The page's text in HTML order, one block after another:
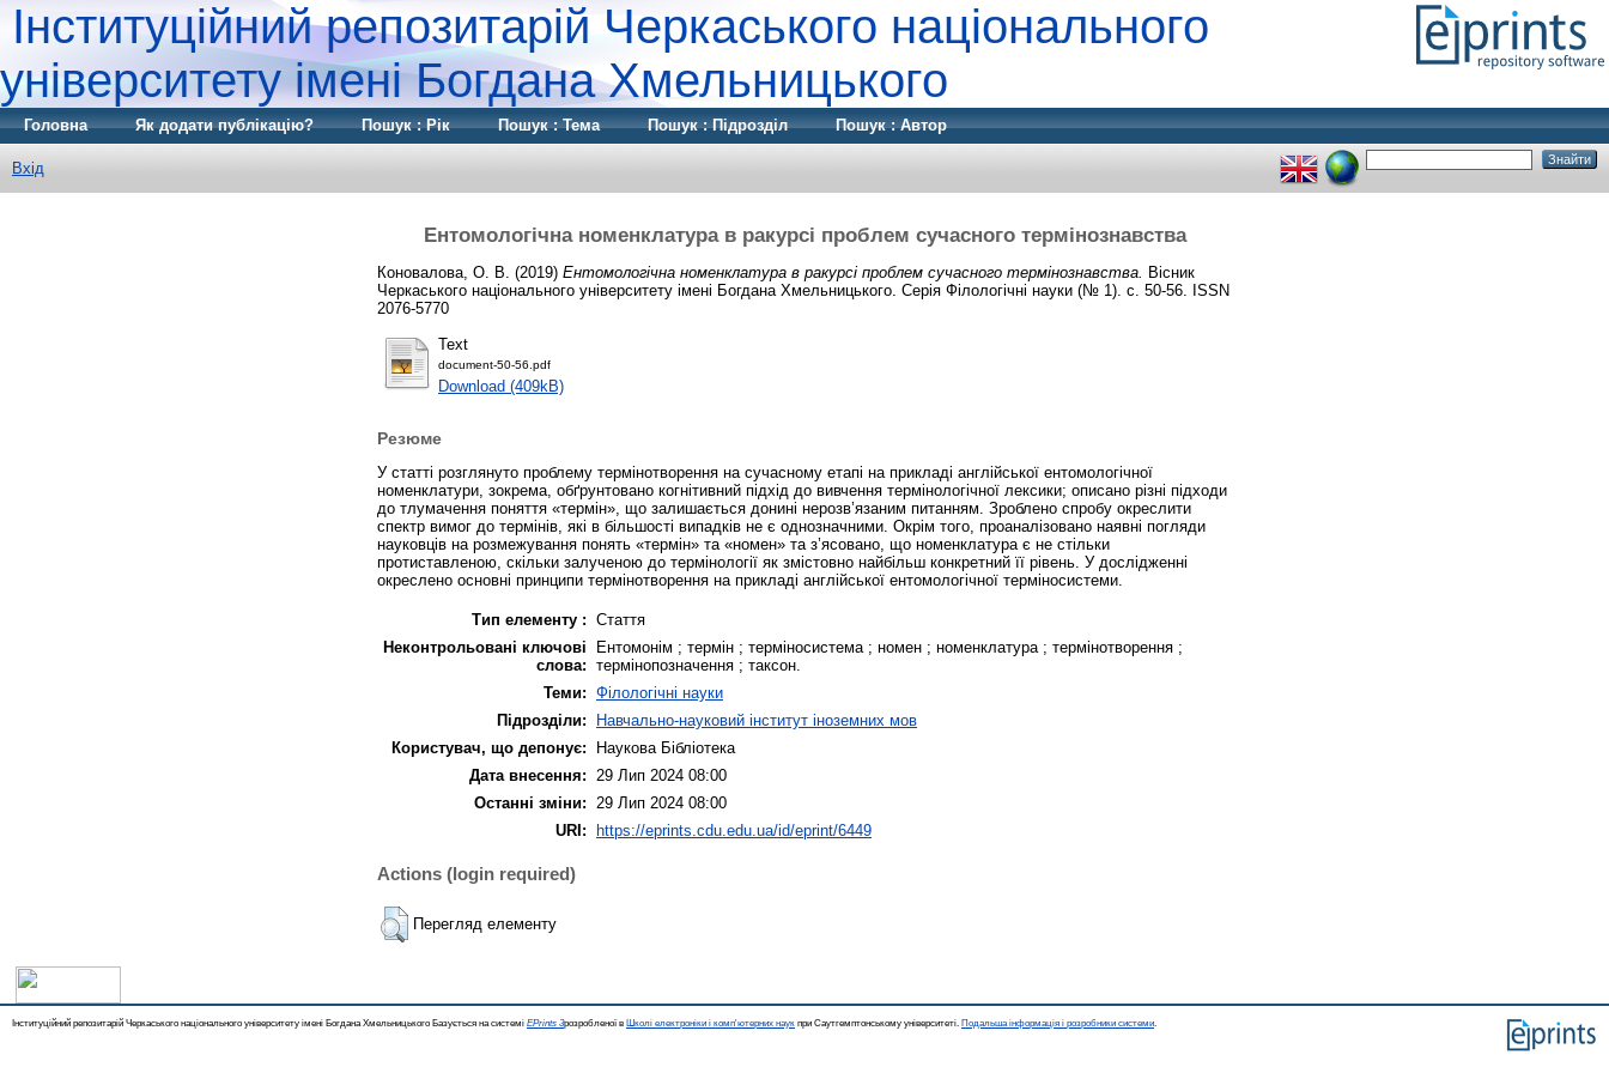
Інституційний репозитарій Черкаського національного
університету імені Богдана Хмельницького
Головна Як додати публікацію? Пошук : Рік Пошук : Тема Пошук : Підрозділ Пошук : Автор
Вхід
Ентомологічна номенклатура в ракурсі проблем сучасного термінознавства
Коновалова, О. В. (2019) Ентомологічна номенклатура в ракурсі проблем сучасного термінознавства. Вісник
Черкаського національного університету імені Богдана Хмельницького. Серія Філологічні науки (№ 1). с. 50-56. ISSN
2076-5770
Text
document-50-56.pdf
Download (409kB)
Резюме
У статті розглянуто проблему термінотворення на сучасному етапі на прикладі англійської ентомологічної
номенклатури, зокрема, обґрунтовано когнітивний підхід до вивчення термінологічної лексики; описано різні підходи
до тлумачення поняття «термін», що залишається донині нерозв’язаним питанням. Зроблено спробу окреслити
спектр вимог до термінів, які в більшості випадків не є однозначними. Окрім того, проаналізовано наявні погляди
науковців на розмежування понять «термін» та «номен» та з’ясовано, що номенклатура є не стільки
протиставленою, скільки залученою до термінології як змістовно найбільш конкретний її рівень. У дослідженні
окреслено основні принципи термінотворення на прикладі англійської ентомологічної терміносистеми.
Тип елементу : Стаття
Неконтрольовані ключові
слова:
Ентомонім ; термін ; терміносистема ; номен ; номенклатура ; термінотворення ;
термінопозначення ; таксон.
Теми: Філологічні науки
Підрозділи:
Навчально-науковий інститут іноземних мов
Користувач, що депонує:
Наукова Бібліотека
Дата внесення:
29 Лип 2024 08:00
Останні зміни:
29 Лип 2024 08:00
URI: https://eprints.cdu.edu.ua/id/eprint/6449
Actions (login required)
Перегляд елементу
Інституційний репозитарій Черкаського національного університету імені Богдана Хмельницького Базується на системі EPrints 3розробленої в Школі електроніки і комп'ютерних наук при Саутгемптонському університеті. Подальша інформація і розробники системи